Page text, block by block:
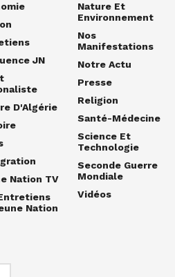
JN
D'Algérie
Nation TV
Nation
Nature Et
Environnement
Nos
Manifestations
Notre Actu
Presse
Religion
Santé-Médecine
Science Et
Technologie
Seconde Guerre
Mondiale
Vidéos